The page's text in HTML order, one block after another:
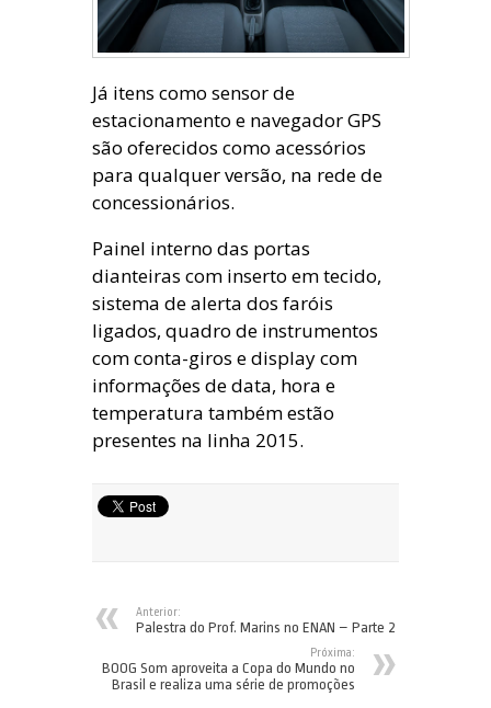
Já itens como sensor de
estacionamento e navegador GPS
são oferecidos como acessórios
para qualquer versão, na rede de
concessionários.
Painel interno das portas
dianteiras com inserto em tecido,
sistema de alerta dos faróis
ligados, quadro de instrumentos
com conta-giros e display com
informações de data, hora e
temperatura também estão
presentes na linha 2015.
Anterior:
Palestra do Prof. Marins no ENAN – Parte 2
Próxima:
BOOG Som aproveita a Copa do Mundo no
Brasil e realiza uma série de promoções